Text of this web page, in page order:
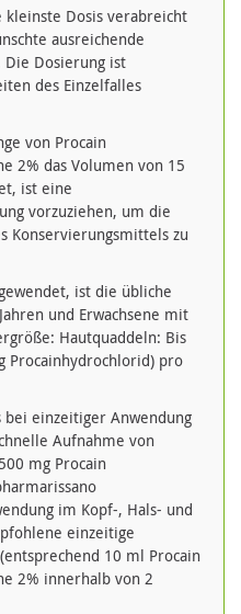
kleinste Dosis verabreicht
ausreichende
Dosierung ist
des Einzelfalles
von Procain
2% das Volumen von 15
ist eine
vorzuziehen, um die
Konservierungsmittels zu
ist die übliche
und Erwachsene mit
Hautquaddeln: Bis
Procainhydrochlorid) pro
einzeitiger Anwendung
Aufnahme von
mg Procain
im Kopf-, Hals- und
einzeitige
10 ml Procain
2% innerhalb von 2